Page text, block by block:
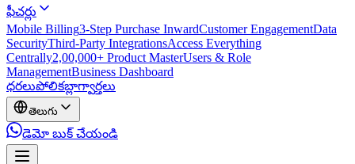
ఫీచర్లు
Mobile Billing3-Step Purchase InwardCustomer EngagementData
SecurityThird-Party IntegrationsAccess Everything
Centrally2,00,000+ Product MasterUsers & Role
ManagementBusiness Dashboard
ధరలుపోలికబ్లాగ్వార్తలు
తెలుగు
డెమో బుక్ చేయండి